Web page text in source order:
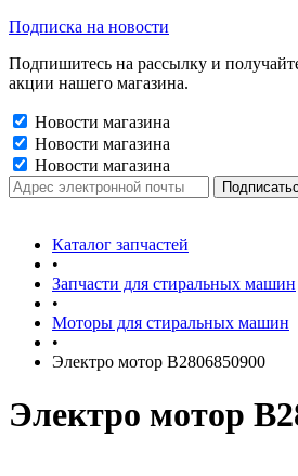
Подписка на новости
Подпишитесь на рассылку и
акции нашего магазина.
Новости магазина
Новости магазина
Новости магазина
Каталог запчастей
•
Запчасти для стиральных машин
•
Моторы для стиральных машин
•
Электро мотор B2806850900
Электро мотор